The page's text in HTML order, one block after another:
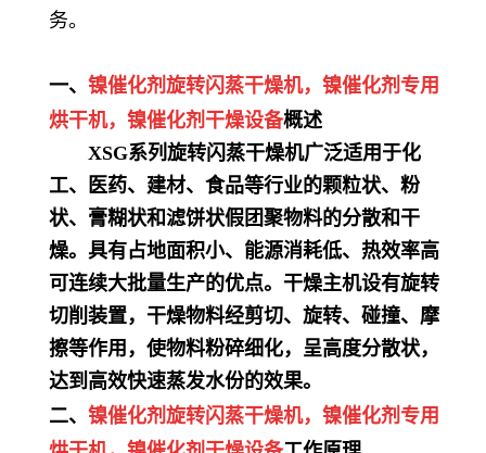
务。
一、 镍催化剂旋转闪蒸干燥机， 镍催化剂专用
烘干机， 镍催化剂干燥设备概述
XSG系列旋转闪蒸干燥机广泛适用于化
工、医药、建材、食品等行业的颗粒状、粉
状、膏糊状和滤饼状假团聚物料的分散和干
燥。具有占地面积小、能源消耗低、热效率高
可连续大批量生产的优点。干燥主机设有旋转
切削装置，干燥物料经剪切、旋转、碰撞、摩
擦等作用，使物料粉碎细化，呈高度分散状，
达到高效快速蒸发水份的效果。
二、 镍催化剂旋转闪蒸干燥机， 镍催化剂专用